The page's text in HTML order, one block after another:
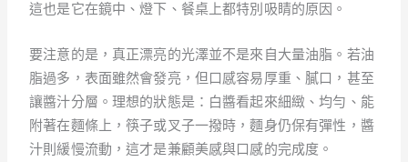
這也是它在鏡中、燈下、餐桌上都特別吸睛的原因。
要注意的是，真正漂亮的光澤並不是來自大量油脂。若油
脂過多，表面雖然會發亮，但口感容易厚重、膩口，甚至
讓醬汁分層。理想的狀態是：白醬看起來細緻、均勻、能
附著在麵條上，筷子或叉子一撥時，麵身仍保有彈性，醬
汁則緩慢流動，這才是兼顧美感與口感的完成度。